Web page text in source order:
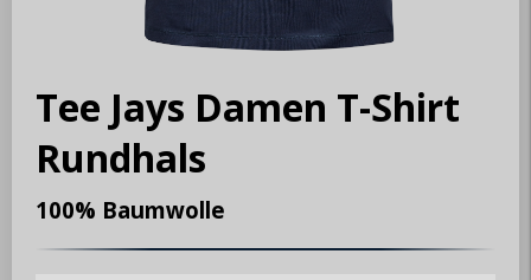
Tee Jays Damen T-Shirt
Rundhals
100% Baumwolle